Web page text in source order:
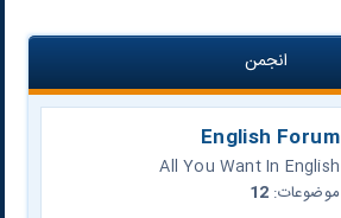
انجمن
English Forum
All You Want In English
موضوعات: 12